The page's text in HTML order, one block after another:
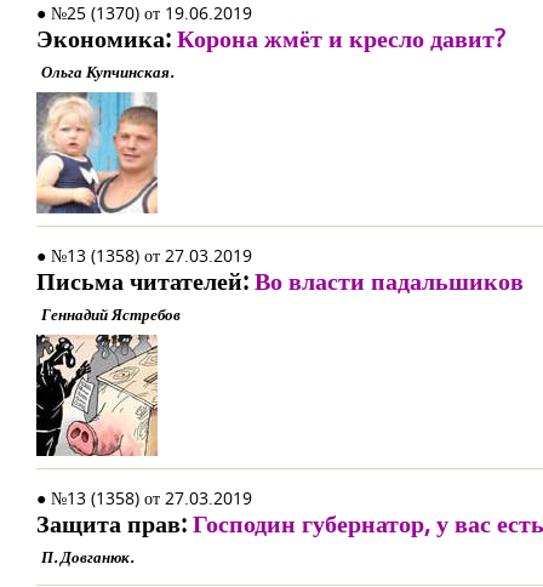
● №25 (1370) от 19.06.2019
Экономика:Корона жмёт и кресло давит?
Ольга Купчинская.
● №13 (1358) от 27.03.2019
Письма читателей:Во власти падальшиков
Геннадий Ястребов
● №13 (1358) от 27.03.2019
Защита прав:Господин губернатор, у вас
П. Довганюк.